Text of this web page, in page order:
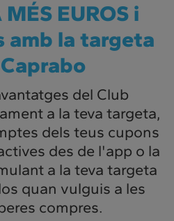
EUROS i
amb la targeta
del Club
a la teva targeta,
dels teus cupons
des de l'app o la
a la teva targeta
quan vulguis a les
compres.